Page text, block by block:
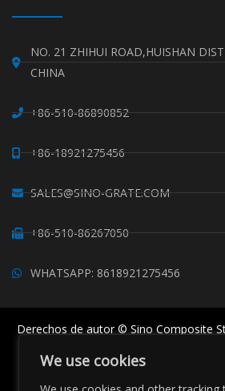
We use cookies
NO. 21 ZHIHUI ROAD,HUISHAN
CHINA
+86-510-86890852
+86-18921275456
SALES@SINO-GRATE.COM
+86-510-86267050
WHATSAPP: 8618921275456
Derechos de autor © Sino Composite
Todos los derechos
China Rejilla FRP Perfiles FRP